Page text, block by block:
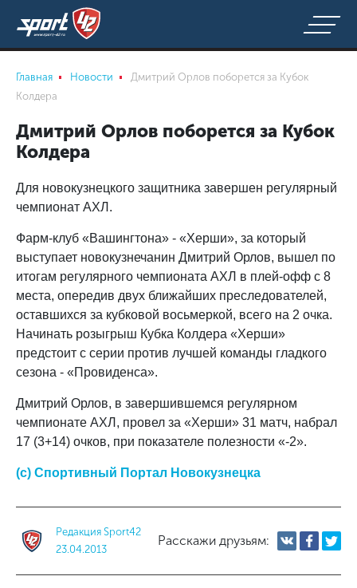
Главная Новости
Дмитрий Орлов поборется за Кубок
Колдера
Дмитрий Орлов поборется за Кубок
Колдера
Для новокузнецкого защитника завершен регулярный
чемпионат АХЛ.
Фарм-клуб «Вашингтона» - «Херши», за который
выступает новокузнечанин Дмитрий Орлов, вышел по
итогам регулярного чемпионата АХЛ в плей-офф с 8
места, опередив двух ближайших преследователей,
оставшихся за кубковой восьмеркой, всего на 2 очка.
Начинать розыгрыш Кубка Колдера «Херши»
предстоит с серии против лучшей команды гладкого
сезона - «Провиденса».
Дмитрий Орлов, в завершившемся регулярном
чемпионате АХЛ, провел за «Херши» 31 матч, набрал
17 (3+14) очков, при показателе полезности «-2».
(с) Спортивный Портал Новокузнецка
Редакция Sport42
23.04.2013
Расскажи друзьям: